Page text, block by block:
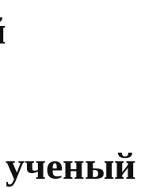
ученый